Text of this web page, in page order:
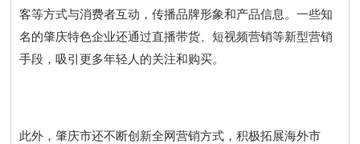
客等方式与消费者互动，传播品牌形象和产品信息。一些知
名的肇庆特色企业还通过直播带货、短视频营销等新型营销
手段，吸引更多年轻人的关注和购买。
此外，肇庆市还不断创新全网营销方式，积极拓展海外市